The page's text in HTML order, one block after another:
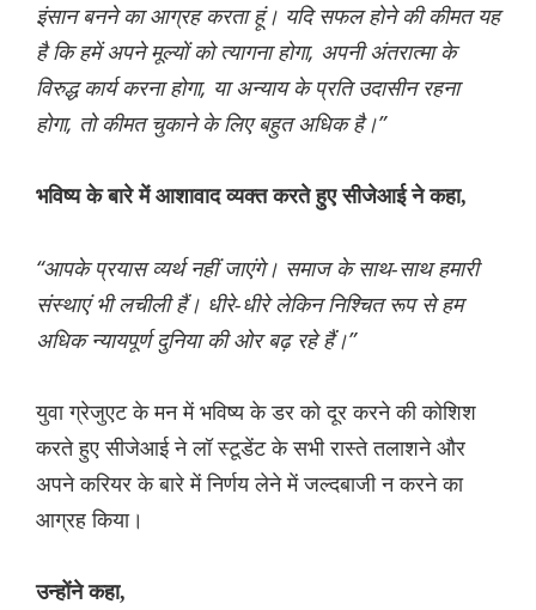
इंसान बनने का आग्रह करता हूं। यदि सफल होने की कीमत यह
है कि हमें अपने मूल्यों को त्यागना होगा, अपनी अंतरात्मा के
विरुद्ध कार्य करना होगा, या अन्याय के प्रति उदासीन रहना
होगा, तो कीमत चुकाने के लिए बहुत अधिक है।”
भविष्य के बारे में आशावाद व्यक्त करते हुए सीजेआई ने कहा,
“आपके प्रयास व्यर्थ नहीं जाएंगे। समाज के साथ-साथ हमारी
संस्थाएं भी लचीली हैं। धीरे-धीरे लेकिन निश्चित रूप से हम
अधिक न्यायपूर्ण दुनिया की ओर बढ़ रहे हैं।”
युवा ग्रेजुएट के मन में भविष्य के डर को दूर करने की कोशिश
करते हुए सीजेआई ने लॉ स्टूडेंट के सभी रास्ते तलाशने और
अपने करियर के बारे में निर्णय लेने में जल्दबाजी न करने का
आग्रह किया।
उन्होंने कहा,